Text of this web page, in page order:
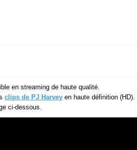
en streaming de haute qualité.
clips de PJ Harvey en haute définition (HD).
ci-dessous.